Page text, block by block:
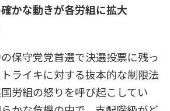
かな動きが各労組に拡大
保守党党首選で決選投票に残っ
ライキに対する抜本的な制限法
労組の怒りを呼び起こしてい